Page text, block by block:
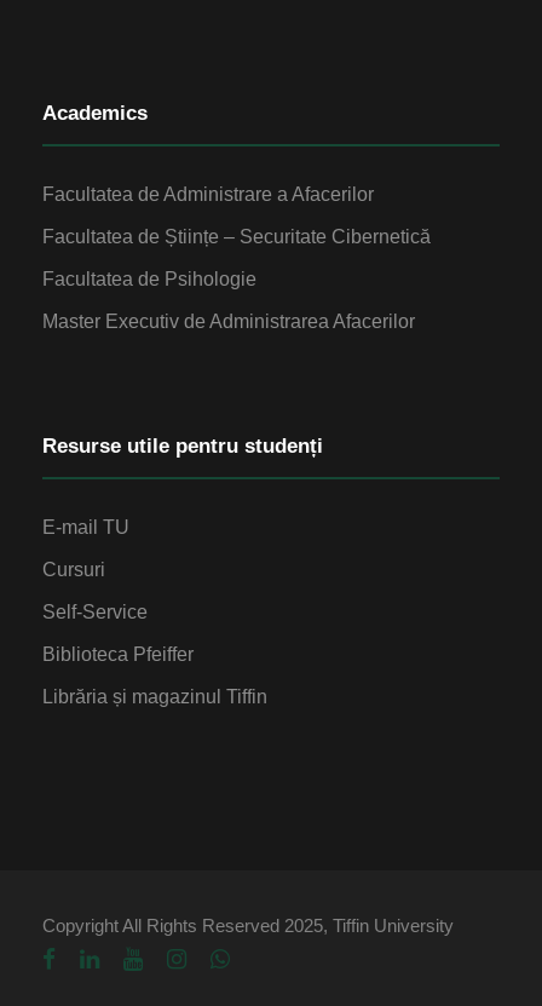
Academics
Facultatea de Administrare a Afacerilor
Facultatea de Științe – Securitate Cibernetică
Facultatea de Psihologie
Master Executiv de Administrarea Afacerilor
Resurse utile pentru studenți
E-mail TU
Cursuri
Self-Service
Biblioteca Pfeiffer
Librăria și magazinul Tiffin
Copyright All Rights Reserved 2025, Tiffin University